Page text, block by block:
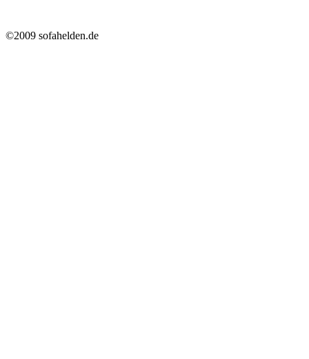
©2009 sofahelden.de